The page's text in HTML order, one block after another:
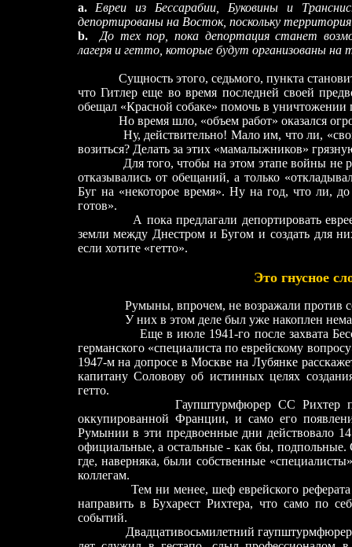
а.
Евреи из Бессарабии, Буковины и
депортированы на Восток, поскольку территория
b.
До тех пор, пока депортация станет
лагеря и гетто, которые будут организованы на
Сущность этого, седьмого, пункта
что Гитлер еще во время последней своей
обещал «Красной собаке» помочь в уничтожении
Но время шло, «объем работ» оказался
Ну, действительно! Мало им, что ли,
возиться? Делать за этих «мамалыжников»
Для того, чтобы на этом этапе войны не
отказывались от обещаний, а только
Буг на «некоторое время». Ну на год, что ли, до
готов».
А пока предлагали депортировать евреев
земли между Днестром и Бугом и создать для
если хотите «гетто».
Это гнусное
Румыны, впрочем, не возражали против
У них в этом деле был уже накоплен
Еще в июле 1941-го после захвата
германского «специалиста по еврейскому
1947-м на допросе в Москве на Лубянке
капитану Соловову об истинных целях
гетто.
Гаупштурмфюрер СС Рихтер прибыл
оккупированной Франции, и само его
Румынии в эти предвоенные дни действовало
официальные, а остальные - как бы, подпольные.
где, наверняка, были собственные
коллегам.
Тем ни менее, шеф еврейского реферата
направить в Бухарест Рихтера, что само по
событий.
Двадцативосьмилетний гаупштурмфюрер